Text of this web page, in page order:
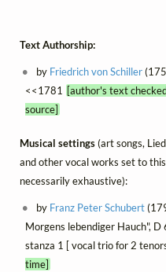
Text Authorship:
by Friedrich von Schiller
<<1781 [author's text
source]
Musical settings(art songs,
and other vocal works set to
necessarily exhaustive):
by Franz Peter Schubert
Morgens lebendiger Hauch",
stanza 1 [ vocal trio for 2
time]